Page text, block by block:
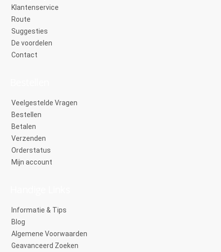
Klantenservice
Route
Suggesties
De voordelen
Contact
Veelgestelde Vragen
Bestellen
Betalen
Verzenden
Orderstatus
Mijn account
Informatie & Tips
Blog
Algemene Voorwaarden
Geavanceerd Zoeken